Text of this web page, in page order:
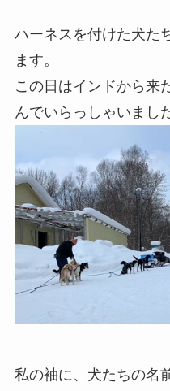
ハーネスを付けた犬た
ます。
この日はインドから来
んでいらっしゃいまし
私の袖に、犬たちの名